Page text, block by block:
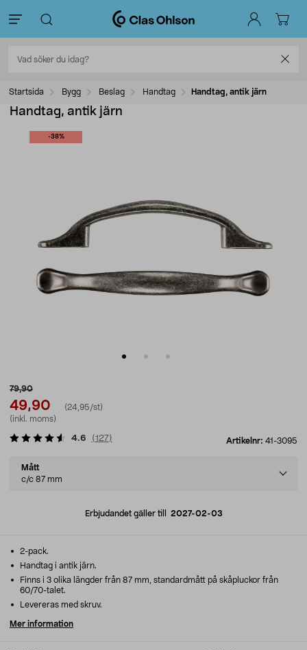
Startsida Bygg Beslag Handtag Handtag, antik järn
Handtag, antik järn
-38%
79,90
49,90
(24,95/st)
(inkl. moms)
Artikelnr: 41-3095
4.6 (127)
Select
variant
Mått
c/c 87 mm
Erbjudandet gäller till 2027-02-03
2-pack.
Handtag i antik järn.
Finns i 3 olika längder från 87 mm, standardmått på skåpluckor från
60/70-talet.
Levereras med skruv.
Mer information